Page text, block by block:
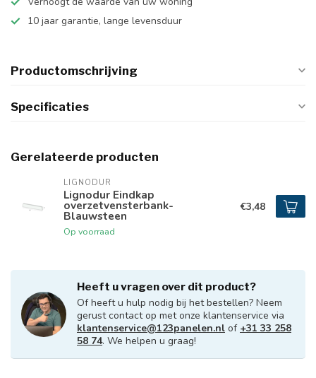
10 jaar garantie, lange levensduur
Productomschrijving
Specificaties
Gerelateerde producten
LIGNODUR
Lignodur Eindkap
overzetvensterbank-
Blauwsteen
Op voorraad
€3,48
Heeft u vragen over dit product?
Of heeft u hulp nodig bij het bestellen? Neem
gerust contact op met onze klantenservice via
klantenservice@123panelen.nl of +31 33 258
58 74. We helpen u graag!